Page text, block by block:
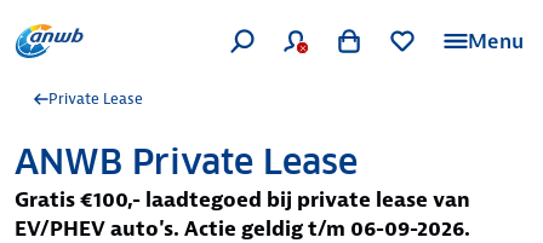
Menu
Private Lease
ANWB Private Lease
Gratis €100,- laadtegoed bij private lease van
EV/PHEV auto's. Actie geldig t/m 06-09-2026.